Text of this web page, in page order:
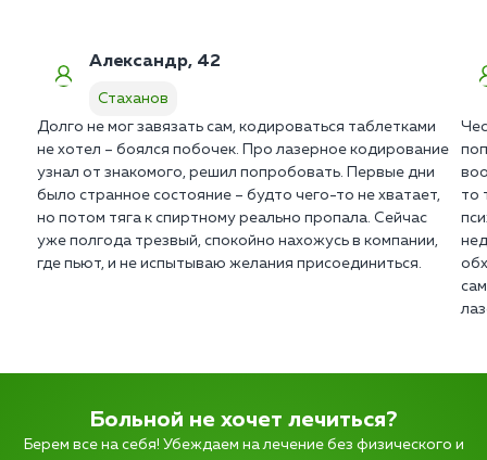
Александр, 42
Стаханов
Долго не мог завязать сам, кодироваться таблетками
не хотел – боялся побочек. Про лазерное кодирование
узнал от знакомого, решил попробовать. Первые дни
было странное состояние – будто чего-то не хватает,
но потом тяга к спиртному реально пропала. Сейчас
уже полгода трезвый, спокойно нахожусь в компании,
где пьют, и не испытываю желания присоединиться.
то
Больной не хочет лечиться?
Берем все на себя! Убеждаем на лечение без физического и